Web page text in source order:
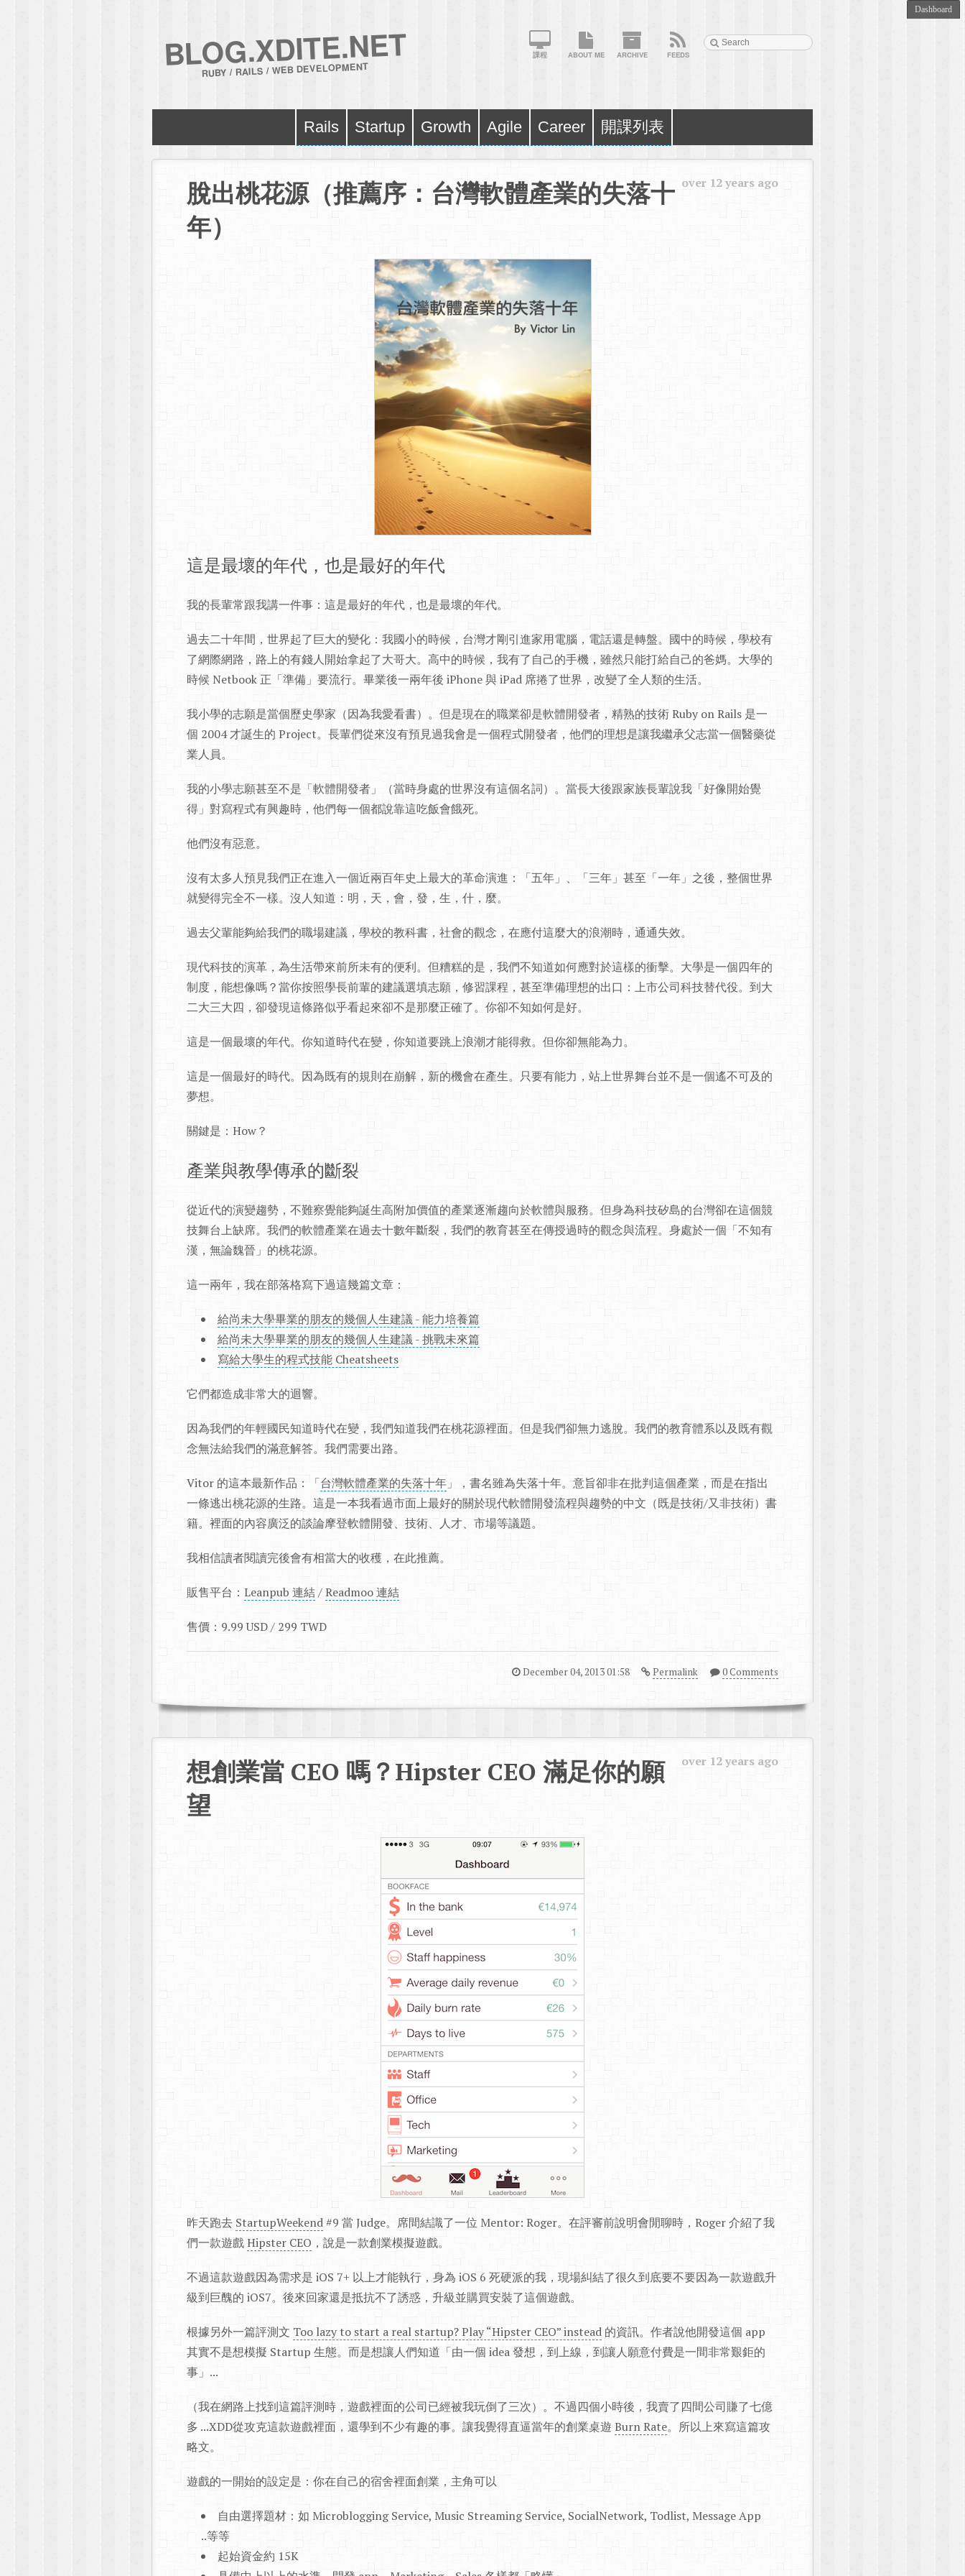
BLOG.XDITE.NET
RUBY / RAILS / WEB DEVELOPMENT
課程 ABOUT ME ARCHIVE FEEDS
Rails Startup Growth Agile Career 開課列表
over 12 years ago
脫出桃花源（推薦序：台灣軟體產業的失落十
年）
這是最壞的年代，也是最好的年代
我的長輩常跟我講一件事：這是最好的年代，也是最壞的年代。
過去二十年間，世界起了巨大的變化：我國小的時候，台灣才剛引進家用電腦，電話還是轉盤。國中的時候，學校有
了網際網路，路上的有錢人開始拿起了大哥大。高中的時候，我有了自己的手機，雖然只能打給自己的爸媽。大學的
時候 Netbook 正「準備」要流行。畢業後一兩年後 iPhone 與 iPad 席捲了世界，改變了全人類的生活。
我小學的志願是當個歷史學家（因為我愛看書）。但是現在的職業卻是軟體開發者，精熟的技術 Ruby on Rails 是一
個 2004 才誕生的 Project。長輩們從來沒有預見過我會是一個程式開發者，他們的理想是讓我繼承父志當一個醫藥從
業人員。
我的小學志願甚至不是「軟體開發者」（當時身處的世界沒有這個名詞）。當長大後跟家族長輩說我「好像開始覺
得」對寫程式有興趣時，他們每一個都說靠這吃飯會餓死。
他們沒有惡意。
沒有太多人預見我們正在進入一個近兩百年史上最大的革命演進：「五年」、「三年」甚至「一年」之後，整個世界
就變得完全不一樣。沒人知道：明，天，會，發，生，什，麼。
過去父輩能夠給我們的職場建議，學校的教科書，社會的觀念，在應付這麼大的浪潮時，通通失效。
現代科技的演革，為生活帶來前所未有的便利。但糟糕的是，我們不知道如何應對於這樣的衝擊。大學是一個四年的
制度，能想像嗎？當你按照學長前輩的建議選填志願，修習課程，甚至準備理想的出口：上市公司科技替代役。到大
二大三大四，卻發現這條路似乎看起來卻不是那麼正確了。你卻不知如何是好。
這是一個最壞的年代。你知道時代在變，你知道要跳上浪潮才能得救。但你卻無能為力。
這是一個最好的時代。因為既有的規則在崩解，新的機會在產生。只要有能力，站上世界舞台並不是一個遙不可及的
夢想。
關鍵是：How？
產業與教學傳承的斷裂
從近代的演變趨勢，不難察覺能夠誕生高附加價值的產業逐漸趨向於軟體與服務。但身為科技矽島的台灣卻在這個競
技舞台上缺席。我們的軟體產業在過去十數年斷裂，我們的教育甚至在傳授過時的觀念與流程。身處於一個「不知有
漢，無論魏晉」的桃花源。
這一兩年，我在部落格寫下過這幾篇文章：
給尚未大學畢業的朋友的幾個人生建議 - 能力培養篇
給尚未大學畢業的朋友的幾個人生建議 - 挑戰未來篇
寫給大學生的程式技能 Cheatsheets
它們都造成非常大的迴響。
因為我們的年輕國民知道時代在變，我們知道我們在桃花源裡面。但是我們卻無力逃脫。我們的教育體系以及既有觀
念無法給我們的滿意解答。我們需要出路。
Vitor 的這本最新作品：「台灣軟體產業的失落十年 」，書名雖為失落十年。意旨卻非在批判這個產業，而是在指出
一條逃出桃花源的生路。這是一本我看過市面上最好的關於現代軟體開發流程與趨勢的中文（既是技術/又非技術）書
籍。裡面的內容廣泛的談論摩登軟體開發、技術、人才、市場等議題。
我相信讀者閱讀完後會有相當大的收穫，在此推薦。
販售平台： Leanpub 連結/Readmoo 連結
售價：9.99 USD / 299 TWD
December 04, 2013 01:58 Permalink 0 Comments
over 12 years ago
想創業當 CEO 嗎？Hipster CEO 滿足你的願
望
昨天跑去 StartupWeekend#9 當 Judge。席間結識了一位 Mentor: Roger。在評審前說明會閒聊時，Roger 介紹了我
們一款遊戲Hipster CEO ，說是一款創業模擬遊戲。
不過這款遊戲因為需求是 iOS 7+ 以上才能執行，身為 iOS 6 死硬派的我，現場糾結了很久到底要不要因為一款遊戲升
級到巨醜的 iOS7。後來回家還是抵抗不了誘惑，升級並購買安裝了這個遊戲。
根據另外一篇評測文 Too lazy to start a real startup? Play “Hipster CEO” instead 的資訊。作者說他開發這個 app
其實不是想模擬 Startup 生態。而是想讓人們知道「由一個 idea 發想，到上線，到讓人願意付費是一間非常艱鉅的
事」...
（我在網路上找到這篇評測時，遊戲裡面的公司已經被我玩倒了三次）。不過四個小時後，我賣了四間公司賺了七億
多 ...XDD從攻克這款遊戲裡面，還學到不少有趣的事。讓我覺得直逼當年的創業桌遊 Burn Rate。所以上來寫這篇攻
略文。
遊戲的一開始的設定是：你在自己的宿舍裡面創業，主角可以
自由選擇題材：如 Microblogging Service, Music Streaming Service, SocialNetwork, Todlist, Message App
..等等
起始資金約 15K